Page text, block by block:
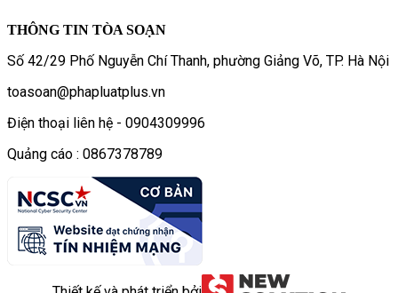
THÔNG TIN TÒA SOẠN
Số 42/29 Phố Nguyễn Chí Thanh, phường Giảng Võ, TP. Hà Nội
toasoan@phapluatplus.vn
Điện thoại liên hệ - 0904309996
Quảng cáo : 0867378789